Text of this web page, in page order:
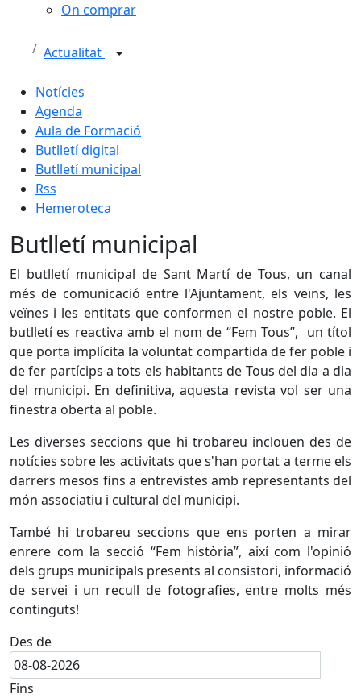
On comprar
Actualitat
Notícies
Agenda
Aula de Formació
Butlletí digital
Butlletí municipal
Rss
Hemeroteca
Butlletí municipal
El butlletí municipal de Sant Martí de Tous, un canal
més de comunicació entre l'Ajuntament, els veïns, les
veïnes i les entitats que conformen el nostre poble. El
butlletí es reactiva amb el nom de “Fem Tous”, un títol
que porta implícita la voluntat compartida de fer poble i
de fer partícips a tots els habitants de Tous del dia a dia
del municipi. En definitiva, aquesta revista vol ser una
finestra oberta al poble.
Les diverses seccions que hi trobareu inclouen des de
notícies sobre les activitats que s'han portat a terme els
darrers mesos fins a entrevistes amb representants del
món associatiu i cultural del municipi.
També hi trobareu seccions que ens porten a mirar
enrere com la secció “Fem història”, així com l'opinió
dels grups municipals presents al consistori, informació
de servei i un recull de fotografies, entre molts més
continguts!
Des de
Fins